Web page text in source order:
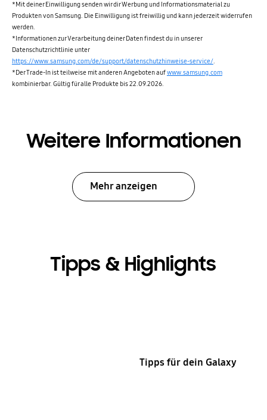
*Mit deiner Einwilligung senden wir dir Werbung und Informationsmaterial zu
Produkten von Samsung. Die Einwilligung ist freiwillig und kann jederzeit widerrufen
werden.
*Informationen zur Verarbeitung deiner Daten findest du in unserer
Datenschutzrichtlinie unter
https://www.samsung.com/de/support/datenschutzhinweise-service/.
*Der Trade-In ist teilweise mit anderen Angeboten aufwww.samsung.com
kombinierbar. Gültig für alle Produkte bis 22.09.2026.
Weitere Informationen
Mehr anzeigen
Tipps & Highlights
Tipps für dein Galaxy